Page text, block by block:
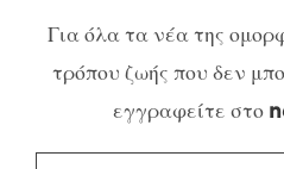
Για όλα τα νέα της
τρόπου ζωής που δεν
εγγραφείτε στο